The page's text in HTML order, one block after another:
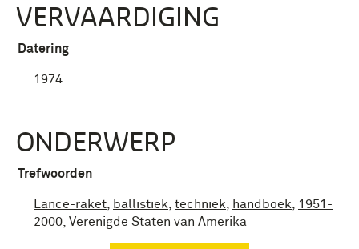
VERVAARDIGING
Datering
1974
ONDERWERP
Trefwoorden
Lance-raket ballistiek techniek handboek
1951-
2000 Verenigde Staten van Amerika